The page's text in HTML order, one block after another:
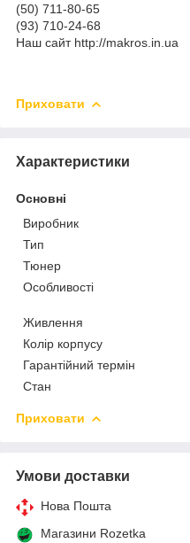
(50) 711-80-65
(93) 710-24-68
Наш сайт http://makros.in.ua
Приховати
Характеристики
Основні
Виробник
Тип
Тюнер
Особливості
Живлення
Колір корпусу
Гарантійний термін
Стан
Приховати
Умови доставки
Нова Пошта
Магазини Rozetka